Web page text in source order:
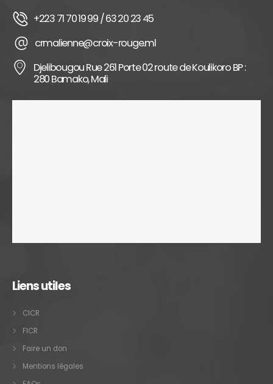
+223 71 70 19 99 / 63 20 23 45
crmalienne@croix-rouge.ml
Djelibougou Rue 261 Porte 02 route de Koulikoro BP :
280 Bamako, Mali
Liens utiles
CICR
FICR
Faire un don
Mentions légales